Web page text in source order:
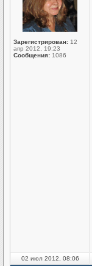
Зарегистрирован: 12
апр 2012, 19:23
Сообщения: 1086
02 июл 2012, 08:06